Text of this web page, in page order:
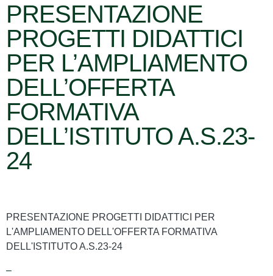
PRESENTAZIONE
PROGETTI DIDATTICI
PER L’AMPLIAMENTO
DELL’OFFERTA
FORMATIVA
DELL’ISTITUTO A.S.23-
24
PRESENTAZIONE PROGETTI DIDATTICI PER
L'AMPLIAMENTO DELL'OFFERTA FORMATIVA
DELL'ISTITUTO A.S.23-24
–